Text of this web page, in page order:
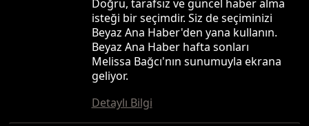
Doğru, tarafsız ve güncel haber alma
isteği bir seçimdir. Siz de seçiminizi
Beyaz Ana Haber'den yana kullanın.
Beyaz Ana Haber hafta sonları
Melissa Bağcı'nın sunumuyla ekrana
geliyor.
Detaylı Bilgi